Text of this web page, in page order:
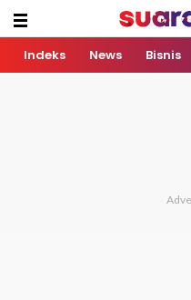
Indeks News Bisnis